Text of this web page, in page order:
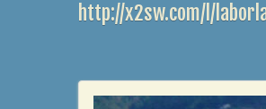
http://x2sw.com/l/